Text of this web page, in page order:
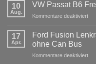
zu
3er
Radio
Tausch
1
DIN
10
Aug.
VW Passat B6
Kommentare deaktiviertfür
was
17
Apr.
Ford Fusion
ohne Can Bus
Kommentare deaktiviertfür